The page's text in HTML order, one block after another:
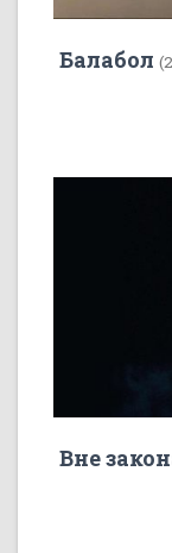
Балабол
Вне